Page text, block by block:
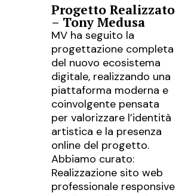
Progetto Realizzato
– Tony Medusa
MV ha seguito la
progettazione completa
del nuovo ecosistema
digitale, realizzando una
piattaforma moderna e
coinvolgente pensata
per valorizzare l’identità
artistica e la presenza
online del progetto.
Abbiamo curato:
Realizzazione sito web
professionale responsive